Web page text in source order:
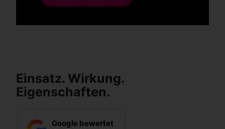
Einsatz. Wirkung.
Eigenschaften.
Google bewertet